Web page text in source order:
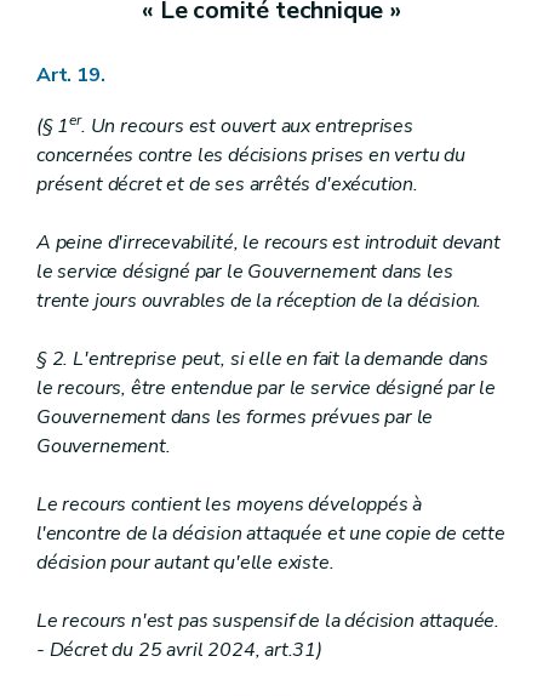
« Le comité technique »
Art. 19.
(§ 1er. Un recours est ouvert aux entreprises
concernées contre les décisions prises en vertu du
présent décret et de ses arrêtés d'exécution.
A peine d'irrecevabilité, le recours est introduit devant
le service désigné par le Gouvernement dans les
trente jours ouvrables de la réception de la décision.
§ 2. L'entreprise peut, si elle en fait la demande dans
le recours, être entendue par le service désigné par le
Gouvernement dans les formes prévues par le
Gouvernement.
Le recours contient les moyens développés à
l'encontre de la décision attaquée et une copie de cette
décision pour autant qu'elle existe.
Le recours n'est pas suspensif de la décision attaquée.
- Décret du 25 avril 2024, art.31)